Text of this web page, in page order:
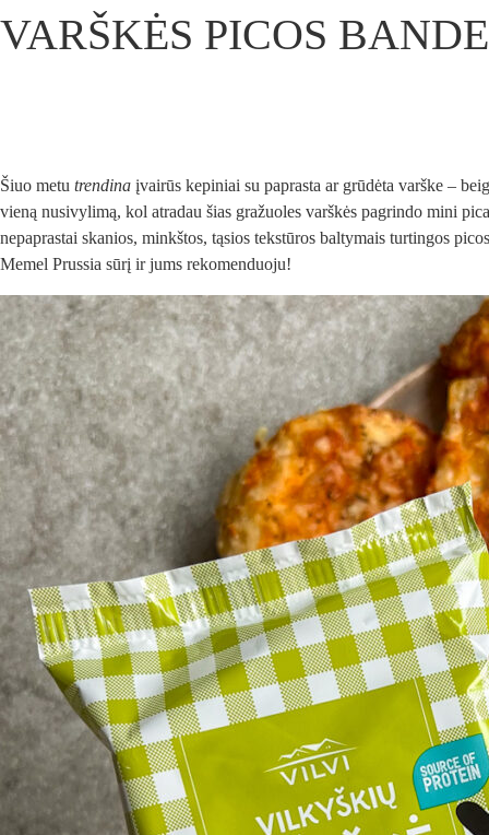
VARŠKĖS PICOS
Šiuo metu trendina įvairūs kepiniai su paprasta ar grūdėta varške –
vieną nusivylimą, kol atradau šias gražuoles varškės pagrindo mini
nepaprastai skanios, minkštos, tąsios tekstūros baltymais turtingos
Memel Prussia sūrį ir jums rekomenduoju!